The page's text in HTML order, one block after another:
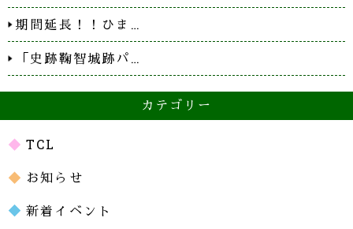
期間延長！！ひま…
「史跡鞠智城跡パ…
カテゴリー
TCL
お知らせ
新着イベント